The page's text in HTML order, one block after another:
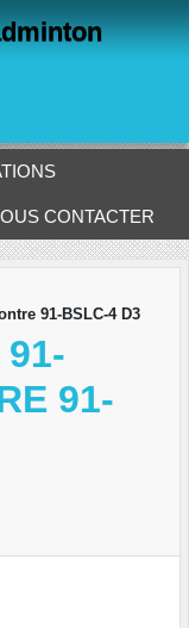
CONTACTER
91-BSLC-4 D3
91-
91-